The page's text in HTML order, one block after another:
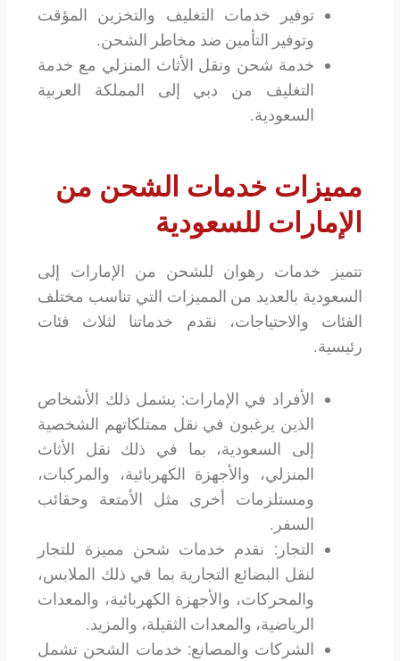
توفير خدمات التغليف والتخزين المؤقت
وتوفير التأمين ضد مخاطر الشحن.
خدمة شحن ونقل الأثاث المنزلي مع خدمة
التغليف من دبي إلى المملكة العربية
السعودية.
مميزات خدمات الشحن من
الإمارات للسعودية
تتميز خدمات رهوان للشحن من الإمارات إلى
السعودية بالعديد من المميزات التي تناسب مختلف
الفئات والاحتياجات، نقدم خدماتنا لثلاث فئات
رئيسية.
الأفراد في الإمارات: يشمل ذلك الأشخاص
الذين يرغبون في نقل ممتلكاتهم الشخصية
إلى السعودية، بما في ذلك نقل الأثاث
المنزلي، والأجهزة الكهربائية، والمركبات،
ومستلزمات أخرى مثل الأمتعة وحقائب
السفر.
التجار: نقدم خدمات شحن مميزة للتجار
لنقل البضائع التجارية بما في ذلك الملابس،
والمحركات، والأجهزة الكهربائية، والمعدات
الرياضية، والمعدات الثقيلة، والمزيد.
الشركات والمصانع: خدمات الشحن تشمل